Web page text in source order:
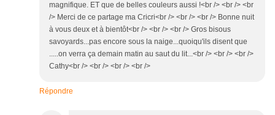
magnifique. ET que de belles couleurs aussi !<br /> <br /> <br
/> Merci de ce partage ma Cricri<br /> <br /> <br /> Bonne nuit
à vous deux et à bientôt<br /> <br /> <br /> Gros bisous
savoyards...pas encore sous la naige...quoiqu'ils disent que
.....on verra ça demain matin au saut du lit...<br /> <br /> <br />
Cathy<br /> <br /> <br /> <br />
Répondre